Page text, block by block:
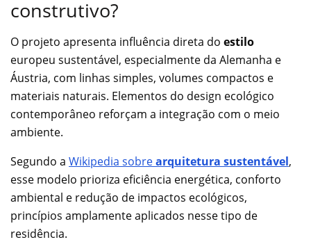
construtivo?
O projeto apresenta influência direta do estilo
europeu sustentável, especialmente da Alemanha e
Áustria, com linhas simples, volumes compactos e
materiais naturais. Elementos do design ecológico
contemporâneo reforçam a integração com o meio
ambiente.
Segundo a Wikipedia sobrearquitetura sustentável,
esse modelo prioriza eficiência energética, conforto
ambiental e redução de impactos ecológicos,
princípios amplamente aplicados nesse tipo de
residência.